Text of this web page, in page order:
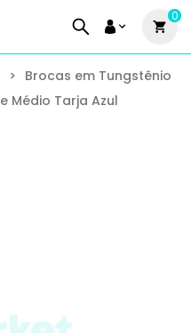
0
> Brocas em Tungstênio
Médio Tarja Azul